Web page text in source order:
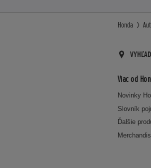
Honda
Viac od
Novinky
Slovník
Ďalšie